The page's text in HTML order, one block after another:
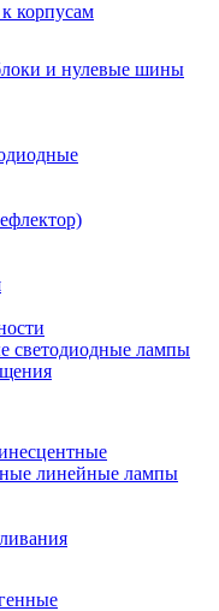
корпусам
и нулевые шины
светодиодные лампы
линейные лампы